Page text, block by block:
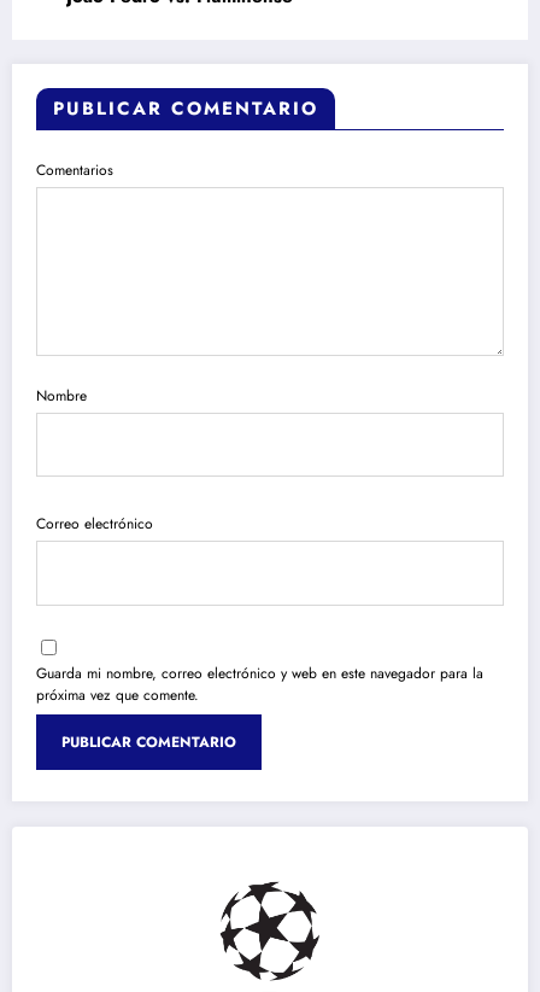
PUBLICAR COMENTARIO
Comentarios
Nombre
Correo electrónico
Guarda mi nombre, correo electrónico y web en este navegador para la
próxima vez que comente.